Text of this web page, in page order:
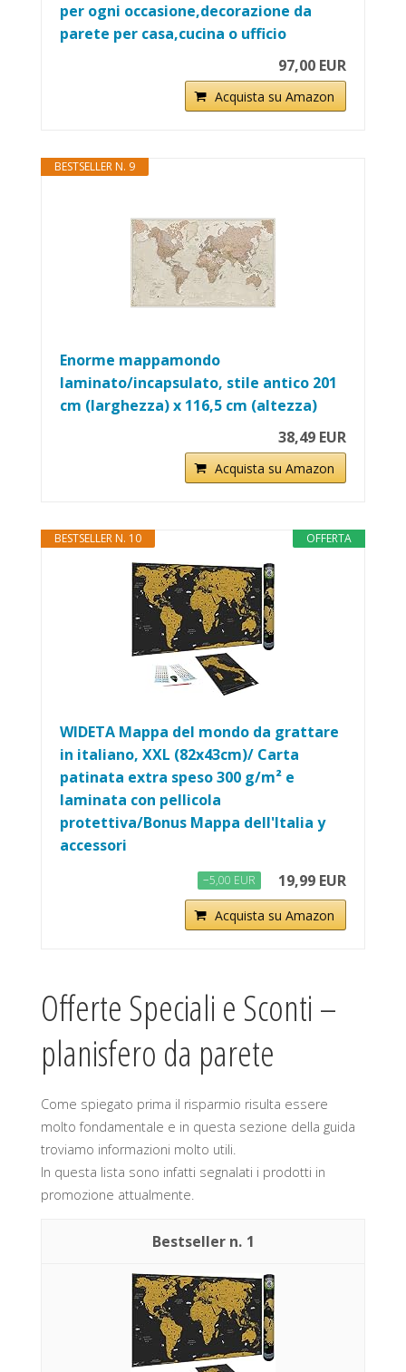
per ogni occasione,decorazione da
parete per casa,cucina o ufficio
97,00 EUR
Acquista su Amazon
BESTSELLER N. 9
Enorme mappamondo
laminato/incapsulato, stile antico 201
cm (larghezza) x 116,5 cm (altezza)
38,49 EUR
Acquista su Amazon
OFFERTA
BESTSELLER N. 10
WIDETA Mappa del mondo da grattare
in italiano, XXL (82x43cm)/ Carta
patinata extra speso 300 g/m² e
laminata con pellicola
protettiva/Bonus Mappa dell'Italia y
accessori
−5,00 EUR 19,99 EUR
Acquista su Amazon
Offerte Speciali e Sconti –
planisfero da parete
Come spiegato prima il risparmio risulta essere
molto fondamentale e in questa sezione della guida
troviamo informazioni molto utili.
In questa lista sono infatti segnalati i prodotti in
promozione attualmente.
1